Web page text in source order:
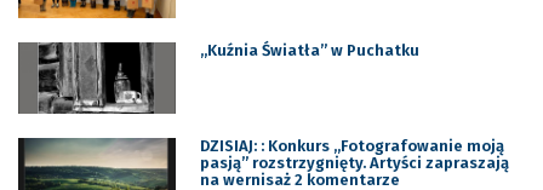
,,Kuźnia Światła” w Puchatku
DZISIAJ: : Konkurs ,,Fotografowanie moją
pasją” rozstrzygnięty. Artyści zapraszają
na wernisaż 2 komentarze